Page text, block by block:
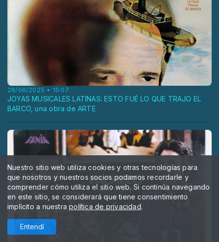
28/06/2025 • 15:07
JOYAS MUSICALES LATINAS: ESTO FUÉ LO QUE TRAJO EL
BARCO, una obra de ARTE
Nuestro sitio web utiliza cookies y otras tecnologías para
que nosotros y nuestros socios podamos recordarle y
comprender cómo utiliza el sitio web. Si continúa navegando
en este sitio, se considerará que tiene consentimiento
implícito a nuestrapolítica de privacidad.
Entendí